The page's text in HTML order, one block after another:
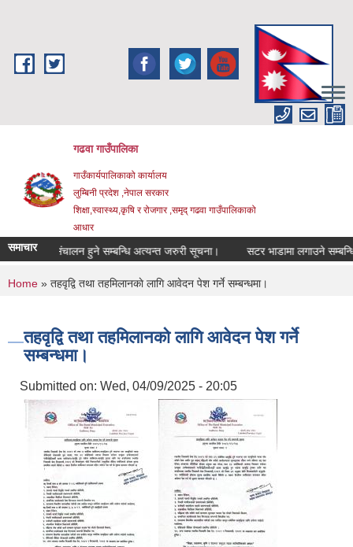
गढवा गाउँपालिका
गाउँकार्यपालिकाको कार्यालय
लुम्बिनी प्रदेश ,नेपाल सरकार
शिक्षा,स्वास्थ्य,कृषि र रोजगार ,समृद् गढवा गाउँपालिकाको
आधार
समाचार संचालन हुने सम्बन्धि अत्यन्त जरुरी सूचना। सटर भाडामा लगाउने सम्बन्धि
You are here
Home » तहवृद्वि तथा तहमिलानकाे लागि आवेदन पेश गर्ने सम्बन्धमा।
तहवृद्वि तथा तहमिलानकाे लागि आवेदन पेश गर्ने
सम्बन्धमा।
Submitted on: Wed, 04/09/2025 - 20:05